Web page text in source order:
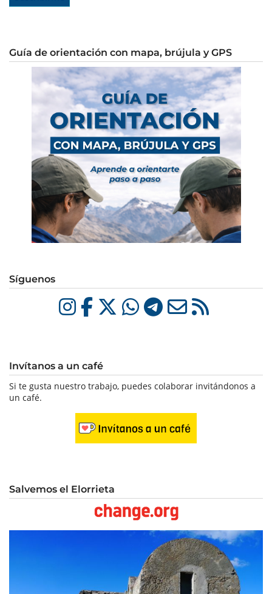
Guía de orientación con mapa, brújula y GPS
Síguenos
Invítanos a un café
Si te gusta nuestro trabajo, puedes colaborar invitándonos a
un café.
Salvemos el Elorrieta